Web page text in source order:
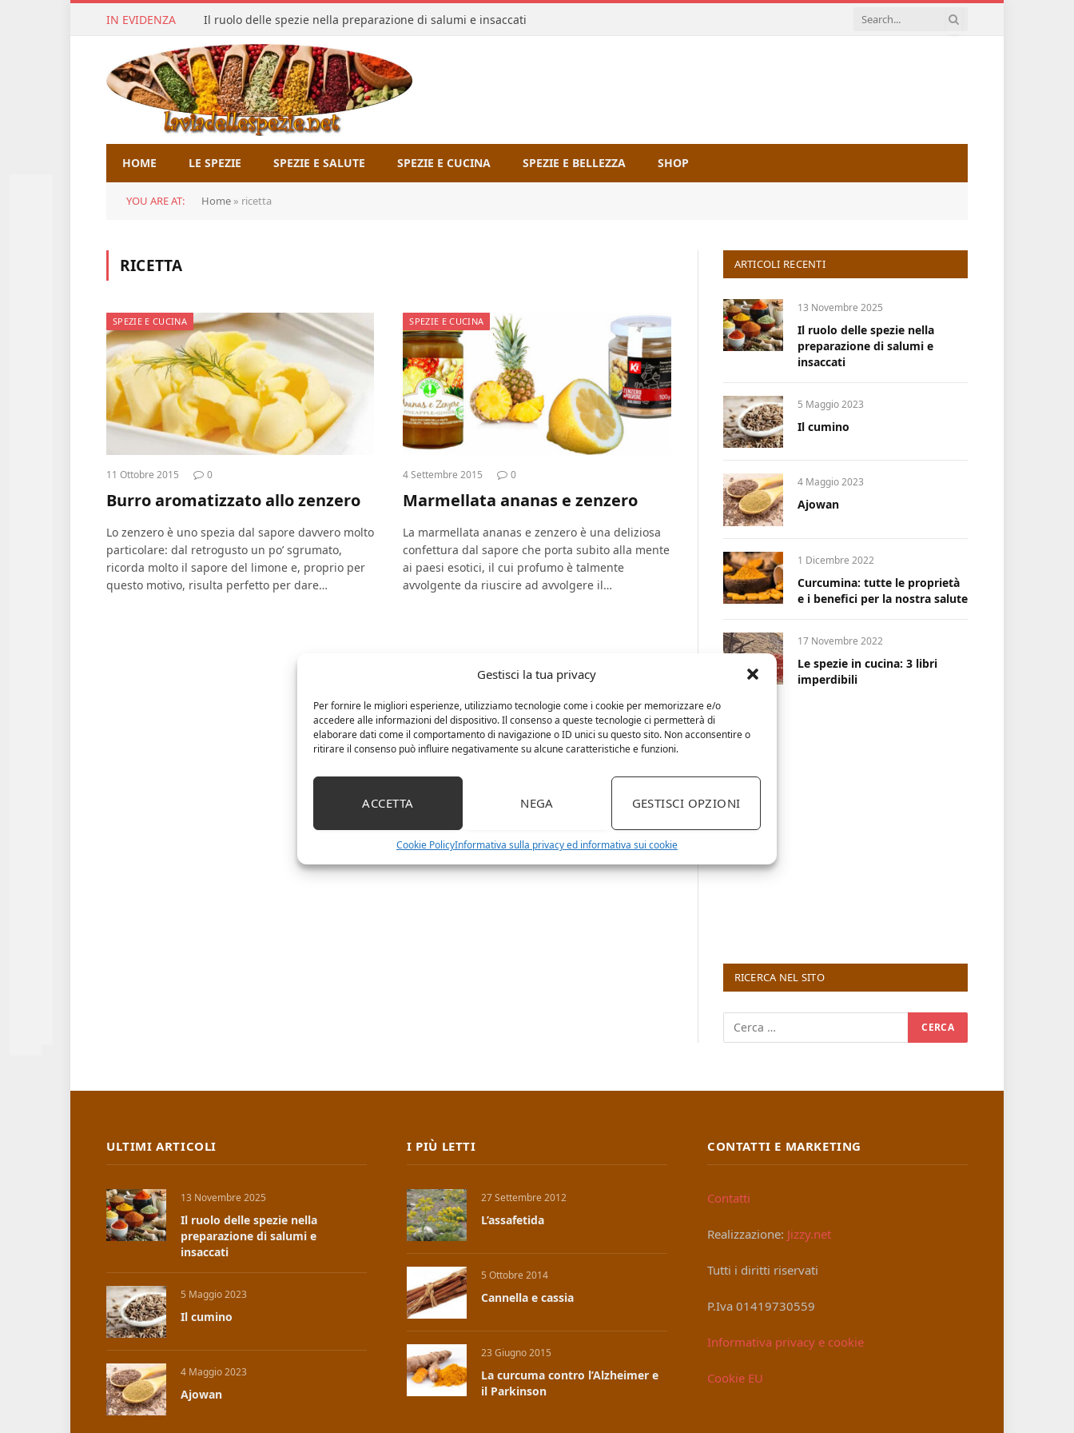
Gestisci la tua privacy
Per fornire le migliori esperienze, utilizziamo tecnologie come i cookie per memorizzare e/o
accedere alle informazioni del dispositivo. Il consenso a queste tecnologie ci permetterà di
elaborare dati come il comportamento di navigazione o ID unici su questo sito. Non acconsentire o
ritirare il consenso può influire negativamente su alcune caratteristiche e funzioni.
ACCETTA NEGA GESTISCI OPZIONI
Cookie PolicyInformativa sulla privacy ed informativa sui cookie
IN EVIDENZA Il ruolo delle spezie nella preparazione di salumi e insaccati
HOME LE SPEZIE SPEZIE E SALUTE SPEZIE E CUCINA SPEZIE E BELLEZZA SHOP
YOU ARE AT: Home » ricetta
RICETTA
SPEZIE E CUCINA
11 Ottobre 2015 0
Burro aromatizzato allo zenzero
Lo zenzero è uno spezia dal sapore davvero molto
particolare: dal retrogusto un po’ sgrumato,
ricorda molto il sapore del limone e, proprio per
questo motivo, risulta perfetto per dare…
SPEZIE E CUCINA
4 Settembre 2015 0
Marmellata ananas e zenzero
La marmellata ananas e zenzero è una deliziosa
confettura dal sapore che porta subito alla mente
ai paesi esotici, il cui profumo è talmente
avvolgente da riuscire ad avvolgere il…
ARTICOLI RECENTI
13 Novembre 2025
Il ruolo delle spezie nella
preparazione di salumi e
insaccati
5 Maggio 2023
Il cumino
4 Maggio 2023
Ajowan
1 Dicembre 2022
Curcumina: tutte le proprietà
e i benefici per la nostra salute
17 Novembre 2022
Le spezie in cucina: 3 libri
imperdibili
RICERCA NEL SITO
ULTIMI ARTICOLI
13 Novembre 2025
Il ruolo delle spezie nella
preparazione di salumi e
insaccati
5 Maggio 2023
Il cumino
4 Maggio 2023
Ajowan
I PIÙ LETTI
27 Settembre 2012
L’assafetida
5 Ottobre 2014
Cannella e cassia
23 Giugno 2015
La curcuma contro l’Alzheimer e
il Parkinson
CONTATTI E MARKETING
Contatti
Realizzazione: Jizzy.net
Tutti i diritti riservati
P.Iva 01419730559
Informativa privacy e cookie
Cookie EU